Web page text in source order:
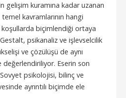
gelişim kuramına kadar uzanan
kavramlarının hangi
biçimlendiği ortaya
Gestalt, psikanaliz ve işlevselcilik
ve çözülüşü de aynı
Eserin son
psikolojisi, bilinç ve
ayrıntılı biçimde ele